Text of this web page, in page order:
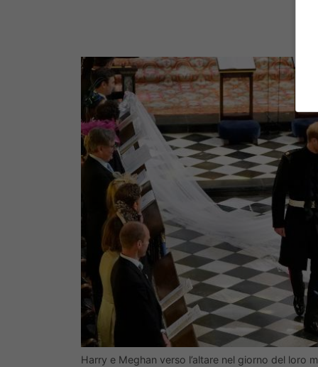
Harry e Meghan verso l’altare nel giorno del loro